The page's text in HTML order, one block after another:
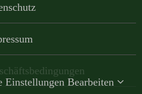
Einstellungen Bearbeiten